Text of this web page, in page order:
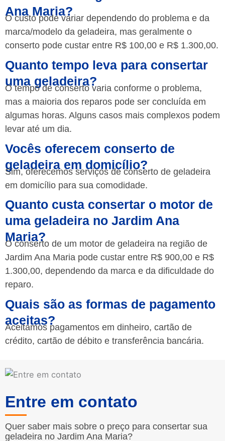
Ana Maria?
O custo pode variar dependendo do problema e da
marca/modelo da geladeira, mas geralmente o
conserto pode custar entre R$ 100,00 e R$ 1.300,00.
Quanto tempo leva para consertar
uma geladeira?
O tempo de conserto varia conforme o problema,
mas a maioria dos reparos pode ser concluída em
algumas horas. Alguns casos mais complexos podem
levar até um dia.
Vocês oferecem conserto de
geladeira em domicílio?
Sim, oferecemos serviços de conserto de geladeira
em domicílio para sua comodidade.
Quanto custa consertar o motor de
uma geladeira no Jardim Ana
Maria?
O conserto de um motor de geladeira na região de
Jardim Ana Maria pode custar entre R$ 900,00 e R$
1.300,00, dependendo da marca e da dificuldade do
reparo.
Quais são as formas de pagamento
aceitas?
Aceitamos pagamentos em dinheiro, cartão de
crédito, cartão de débito e transferência bancária.
Entre em contato
Quer saber mais sobre o preço para consertar sua
geladeira no Jardim Ana Maria?